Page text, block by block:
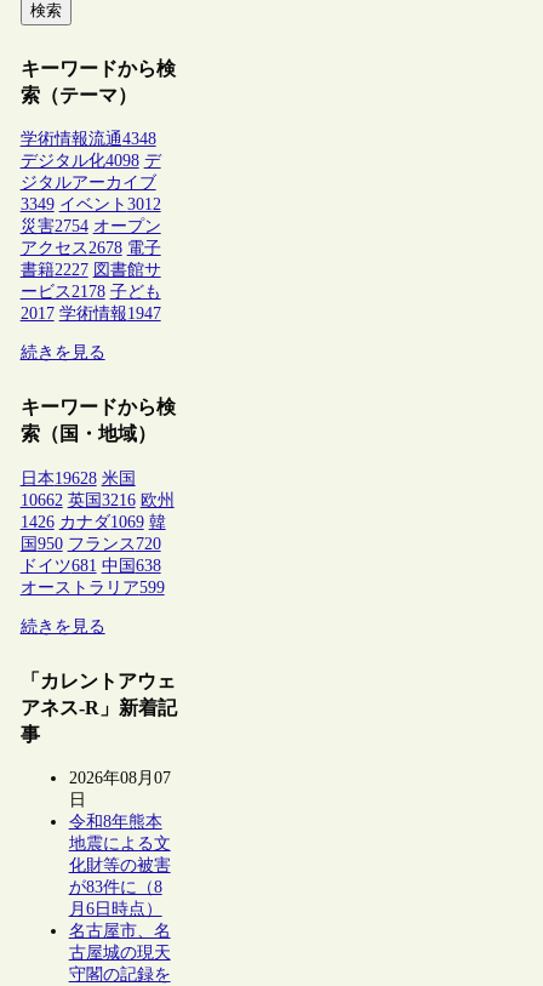
検索
キーワードから検
索（テーマ）
学術情報流通4348
デジタル化4098 デ
ジタルアーカイブ
3349 イベント 3012
災害2754 オープン
アクセス2678 電子
書籍2227 図書館サ
ービス2178 子ども
2017 学術情報1947
続きを見る
キーワードから検
索（国・地域）
日本19628 米国
10662 英国 3216 欧州
1426 カナダ1069 韓
国 950 フランス 720
ドイツ681 中国 638
オーストラリア599
続きを見る
「カレントアウェ
アネス-R」新着記
事
2026年08月07
日
令和8年熊本
地震による文
化財等の被害
が83件に（8
月6日時点）
名古屋市、名
古屋城の現天
守閣の記録を